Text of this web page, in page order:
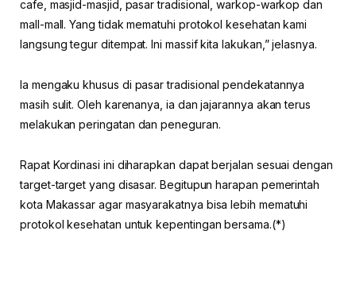
cafe, masjid-masjid, pasar tradisional, warkop-warkop dan
mall-mall. Yang tidak mematuhi protokol kesehatan kami
langsung tegur ditempat. Ini massif kita lakukan,” jelasnya.
Ia mengaku khusus di pasar tradisional pendekatannya
masih sulit. Oleh karenanya, ia dan jajarannya akan terus
melakukan peringatan dan peneguran.
Rapat Kordinasi ini diharapkan dapat berjalan sesuai dengan
target-target yang disasar. Begitupun harapan pemerintah
kota Makassar agar masyarakatnya bisa lebih mematuhi
protokol kesehatan untuk kepentingan bersama.(*)